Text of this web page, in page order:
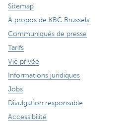
Sitemap
A propos de KBC Brussels
Communiqués de presse
Tarifs
Vie privée
Informations juridiques
Jobs
Divulgation responsable
Accessibilité